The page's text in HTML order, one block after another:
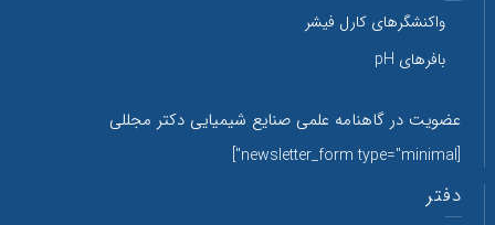
واکنشگرهای کارل فیشر
بافرهای pH
عضویت در گاهنامه علمی صنایع شیمیایی دکتر مجللی
[newsletter_form type="minimal"]
دفتر